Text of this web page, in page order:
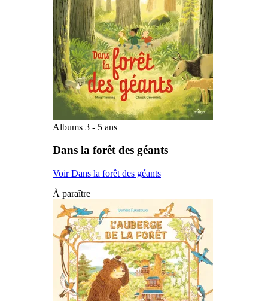
Albums 3 - 5 ans
Dans la forêt des géants
Voir Dans la forêt des géants
À paraître